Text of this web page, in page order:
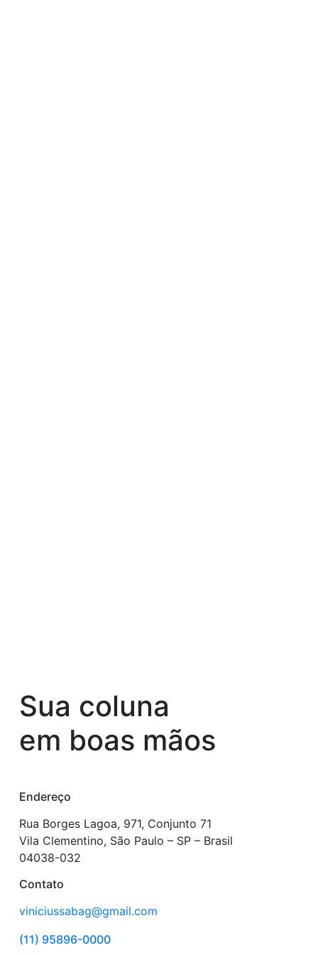
Sua coluna
em boas mãos
Endereço
Rua Borges Lagoa, 971, Conjunto 71
Vila Clementino, São Paulo – SP – Brasil
04038-032
Contato
viniciussabag@gmail.com
(11) 95896-0000